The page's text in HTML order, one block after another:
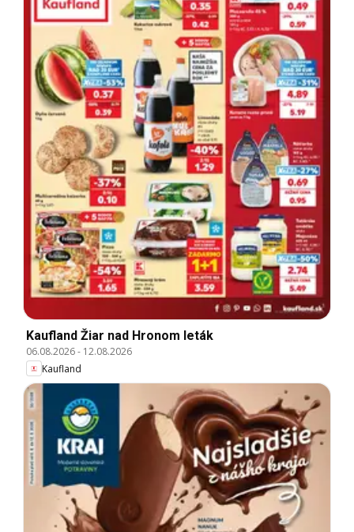
Kaufland Žiar nad Hronom leták
06.08.2026- 12.08.2026
Kaufland